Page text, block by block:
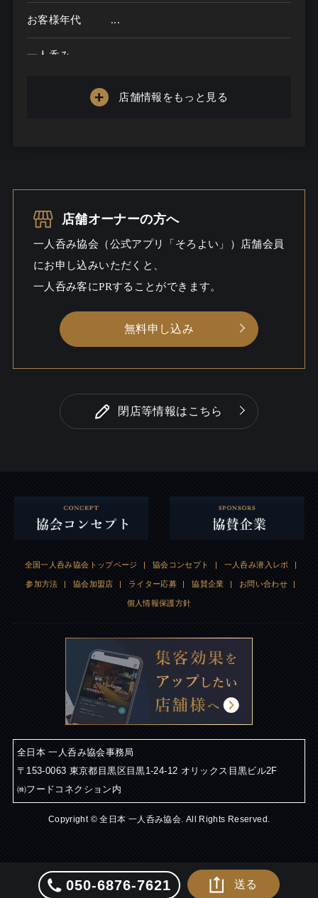
050-6876-7621 送る
お客様年代 ...
一人呑み
一人呑み
店舗情報をもっと見る
店舗オーナーの方へ
一人呑み協会（公式アプリ「そろよい」）店舗会員
にお申し込みいただくと、
一人呑み客にPRすることができます。
無料申し込み
閉店等情報はこちら
全国一人呑み協会トップページ | 協会コンセプト | 一人呑み潜入レポ |
参加方法 | 協会加盟店 | ライター応募 | 協賛企業 | お問い合わせ |
個人情報保護方針
全日本 一人呑み協会事務局
〒153-0063 東京都目黒区目黒1-24-12 オリックス目黒ビル2F
㈱フードコネクション内
Copyright © 全日本 一人呑み協会. All Rights Reserved.